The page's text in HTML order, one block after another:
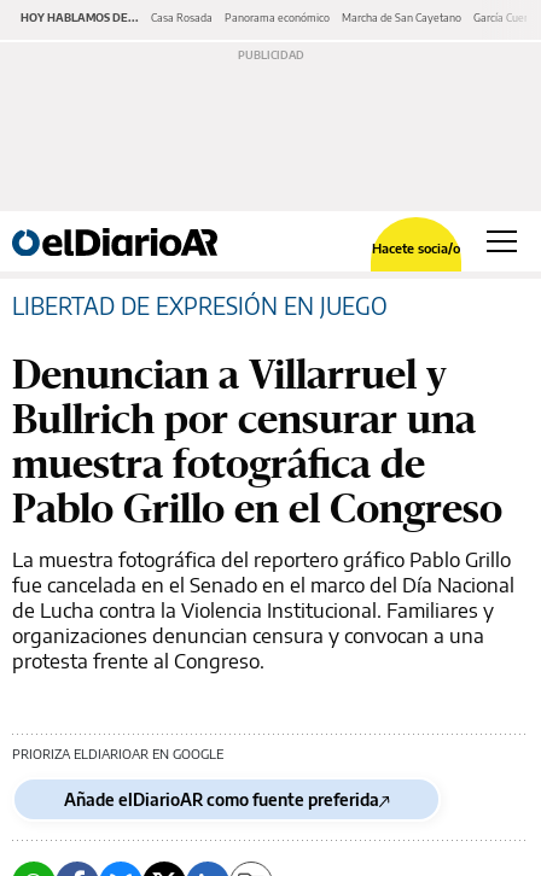
HOY HABLAMOS DE... Casa Rosada Panorama económico Marcha de San Cayetano García Cuerva
Hacete socia/o
LIBERTAD DE EXPRESIÓN EN JUEGO
Denuncian a Villarruel y
Bullrich por censurar una
muestra fotográfica de
Pablo Grillo en el Congreso
La muestra fotográfica del reportero gráfico Pablo Grillo
fue cancelada en el Senado en el marco del Día Nacional
de Lucha contra la Violencia Institucional. Familiares y
organizaciones denuncian censura y convocan a una
protesta frente al Congreso.
PRIORIZA ELDIARIOAR EN GOOGLE
Añade elDiarioAR como fuente preferida